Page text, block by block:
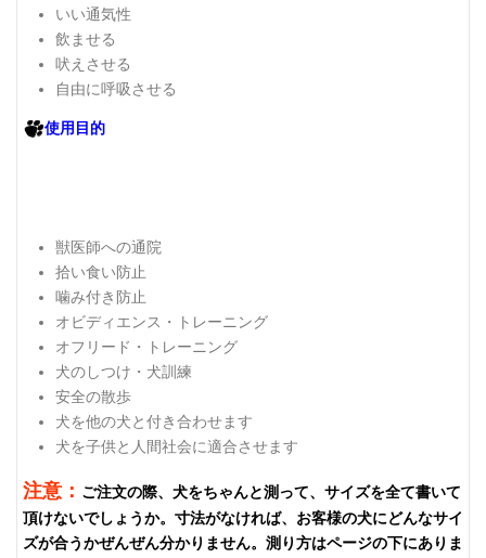
いい通気性
飲ませる
吠えさせる
自由に呼吸させる
使用目的
獣医師への通院
拾い食い防止
噛み付き防止
オビディエンス・トレーニング
オフリード・トレーニング
犬のしつけ・犬訓練
安全の散歩
犬を他の犬と付き合わせます
犬を子供と人間社会に適合させます
注意： ご注文の際、犬をちゃんと測って、サイズを全て書いて
頂けないでしょうか。寸法がなければ、お客様の犬にどんなサイ
ズが合うかぜんぜん分かりません。測り方はページの下にありま